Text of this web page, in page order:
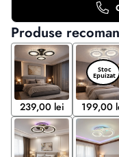
Produse
239,00 lei 199,00